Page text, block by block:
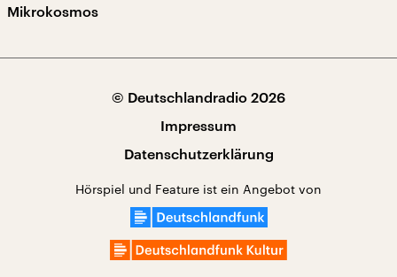
Mikrokosmos
© Deutschlandradio 2026
Impressum
Datenschutzerklärung
Hörspiel und Feature ist ein Angebot von